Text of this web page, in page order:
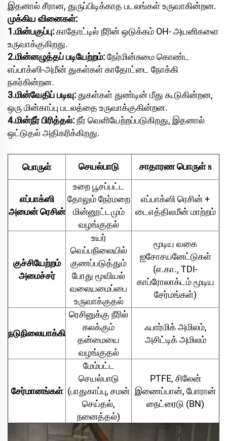
இதனால் சீரான, துருப்பிடிக்காத படலங்கள் உருவாகின்றன.
முக்கிய வினைகள்:
1.மின்பகுப்பு:காதோட்டில் நீரின் ஒடுக்கம் OH- அயனிகளை
உருவாக்குகிறது.
2.மின்னழுத்தப் படியேற்றம்:நேர்மின்சுமை கொண்ட
எப்பாக்ஸி-அமீன் துகள்கள் காதோட்டை நோக்கி
நகர்கின்றன.
3.மின்வேதிப் படிவு:துகள்கள் துண்டின் மீது கூடுகின்றன,
ஒரு மின்காப்பு படலத்தை உருவாக்குகின்றன.
4.மின்நீர் பிரித்தல்:நீர் வெளியேற்றப்படுகிறது, இதனால்
ஒட்டுதல் அதிகரிக்கிறது.
பொருள் செயல்பாடு சாதாரணபொருள்s
எப்பாக்ஸி
அமைன் ரெசின்
உறை பூசப்பட்ட
தோலும் நேர்மறை
மின்னூட்டமும்
வழங்குதல்
எப்பாக்ஸி ரெசின் +
டைஎத்திலமீன் மாற்றம்
குச்சியேற்றம்
அமைச்சர்
உயர்
வெப்பநிலையில்
குணப்படுத்தும்
போது மூவியல்
வலையமைப்பை
உருவாக்குதல்
மூடிய வகை
ஐசோசயனேட்டுகள்
(எ.கா., TDI-
காப்ரோலாக்டம் மூடிய
சேர்மங்கள்)
நடுநிலையாக்கி
ரெசினுக்கு நீரில்
கலக்கும்
தன்மையை
வழங்குதல்
ஃபார்மிக் அமிலம்,
அசிட்டிக் அமிலம்
சேர்மானங்கள்
மேம்பட்ட
செயல்பாடு
(பாதுகாப்பு, சமன்
செய்தல்,
நனைத்தல்)
PTFE, சிலேன்
இணைப்பான், போரான்
நைட்ரைடு (BN)